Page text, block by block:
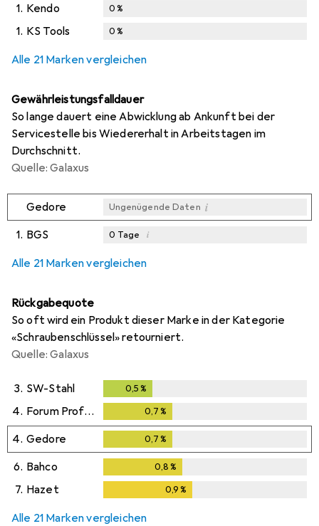
1. Kendo 0%
1. KS Tools 0%
Alle 21 Marken vergleichen
Gewährleistungsfalldauer
So lange dauert eine Abwicklung ab Ankunft bei der
Servicestelle bis Wiedererhalt in Arbeitstagen im
Durchschnitt.
Quelle: Galaxus
Gedore Ungenügende Daten i
1. BGS 0 Tage i
Alle 21 Marken vergleichen
Rückgabequote
So oft wird ein Produkt dieser Marke in der Kategorie
«Schraubenschlüssel» retourniert.
Quelle: Galaxus
3. SW-Stahl 0,5 %
4. Forum Professional Solutions 0,7%
4. Gedore 0,7%
6. Bahco 0,8%
7. Hazet 0,9%
Alle 21 Marken vergleichen